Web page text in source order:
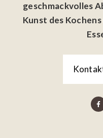
geschmackvolles
Kunst des